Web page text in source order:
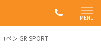
MENU
コペン GR SPORT